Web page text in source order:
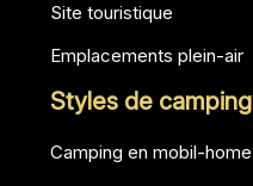
Site touristique
Emplacements plein-air
Styles de camping
Camping en mobil-home